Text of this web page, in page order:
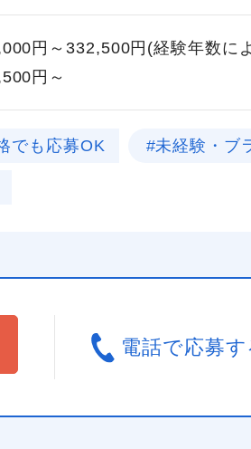
円～332,500円(経験年数によ
円～
でも応募OK #未経験・ブ
電話で応募す